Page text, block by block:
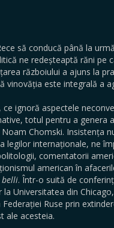
să conducă până la
ne redeșteaptă răni pe
războiului a ajuns la
vinovăția este integrală a
ignoră aspectele
totul pentru a genera
Chomski. Insistența
legilor internaționale, ne
comentatorii
american în
belli. Într-o suită de
Universitatea din
Ruse prin
ale acesteia.